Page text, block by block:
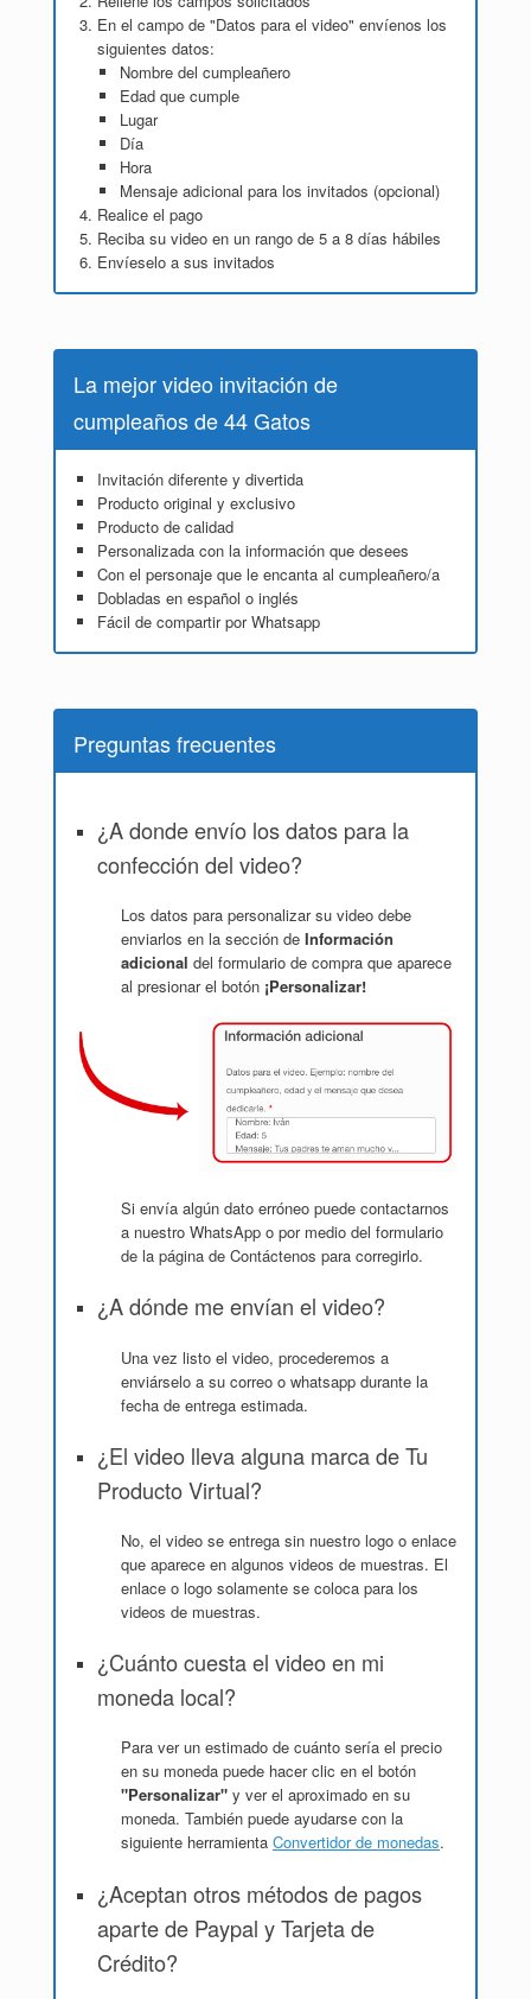
En el campo de "Datos para el video" envíenos los
siguientes datos:
Nombre del cumpleañero
Edad que cumple
Lugar
Día
Hora
Mensaje adicional para los invitados (opcional)
Realice el pago
Reciba su video en un rango de 5 a 8 días hábiles
Envíeselo a sus invitados
La mejor video invitación de
cumpleaños de 44 Gatos
Invitación diferente y divertida
Producto original y exclusivo
Producto de calidad
Personalizada con la información que desees
Con el personaje que le encanta al cumpleañero/a
Dobladas en español o inglés
Fácil de compartir por Whatsapp
Preguntas frecuentes
¿A donde envío los datos para la
confección del video?
Los datos para personalizar su video debe
enviarlos en la sección de Información
adicional del formulario de compra que aparece
al presionar el botón ¡Personalizar!
Si envía algún dato erróneo puede contactarnos
a nuestro WhatsApp o por medio del formulario
de la página de Contáctenos para corregirlo.
¿A dónde me envían el video?
Una vez listo el video, procederemos a
enviárselo a su correo o whatsapp durante la
fecha de entrega estimada.
¿El video lleva alguna marca de Tu
Producto Virtual?
No, el video se entrega sin nuestro logo o enlace
que aparece en algunos videos de muestras. El
enlace o logo solamente se coloca para los
videos de muestras.
¿Cuánto cuesta el video en mi
moneda local?
Para ver un estimado de cuánto sería el precio
en su moneda puede hacer clic en el botón
"Personalizar" y ver el aproximado en su
moneda. También puede ayudarse con la
siguiente herramienta Convertidor de monedas.
¿Aceptan otros métodos de pagos
aparte de Paypal y Tarjeta de
Crédito?